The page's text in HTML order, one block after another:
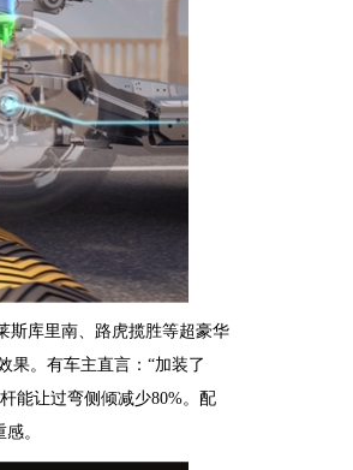
斯库里南、路虎揽胜等超豪华
果。有车主直言：“加装了
能让过弯侧倾减少80%。配
。